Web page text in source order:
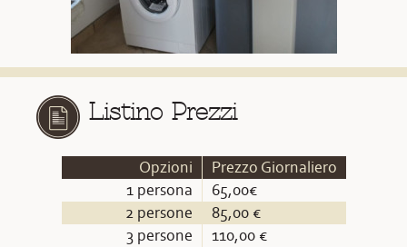
Listino Prezzi
Opzioni
Prezzo Giornaliero
1 persona
65,00€
2 persone
85,00 €
3 persone
110,00 €